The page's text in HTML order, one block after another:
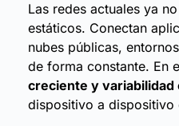
Las redes actuales ya
estáticos. Conectan
nubes públicas,
de forma constante. En
creciente y variabilidad
dispositivo a dispositivo